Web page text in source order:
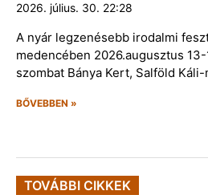
2026. július. 30. 22:28
A nyár legzenésebb irodalmi
medencében 2026.augusztus
szombat Bánya Kert, Salföld
BŐVEBBEN »
TOVÁBBI CIKKEK